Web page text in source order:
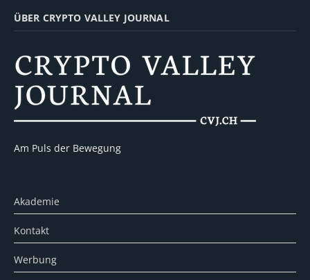
ÜBER CRYPTO VALLEY JOURNAL
Am Puls der Bewegung
Akademie
Kontakt
Werbung